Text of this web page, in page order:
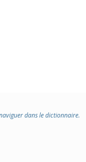
dans le dictionnaire.